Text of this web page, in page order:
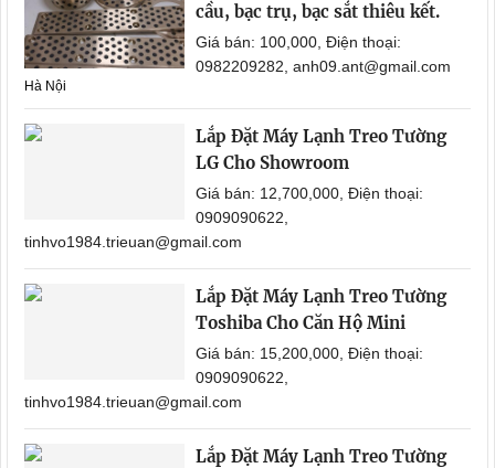
cầu, bạc trụ, bạc sắt thiêu kết.
Giá bán: 100,000, Điện thoại:
0982209282, anh09.ant@gmail.com
Hà Nội
Lắp Đặt Máy Lạnh Treo Tường
LG Cho Showroom
Giá bán: 12,700,000, Điện thoại:
0909090622,
tinhvo1984.trieuan@gmail.com
Lắp Đặt Máy Lạnh Treo Tường
Toshiba Cho Căn Hộ Mini
Giá bán: 15,200,000, Điện thoại:
0909090622,
tinhvo1984.trieuan@gmail.com
Lắp Đặt Máy Lạnh Treo Tường